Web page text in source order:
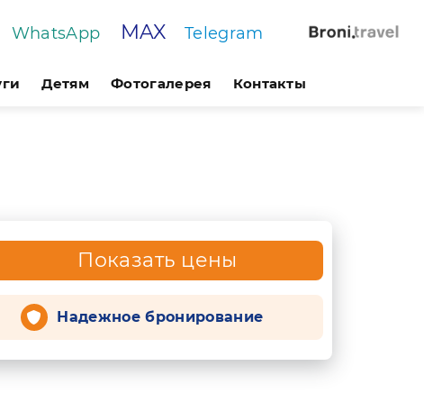
WhatsApp MAX Telegram
Детям Фотогалерея Контакты
Показать цены
Надежное бронирование